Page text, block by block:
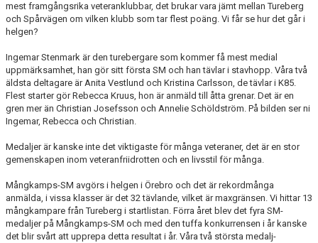
mest framgångsrika veteranklubbar, det brukar vara jämt mellan Tureberg
och Spårvägen om vilken klubb som tar flest poäng. Vi får se hur det går i
helgen?
Ingemar Stenmark är den turebergare som kommer få mest medial
uppmärksamhet, han gör sitt första SM och han tävlar i stavhopp. Våra två
äldsta deltagare är Anita Vestlund och Kristina Carlsson, de tävlar i K85.
Flest starter gör Rebecca Kruus, hon är anmäld till åtta grenar. Det är en
gren mer än Christian Josefsson och Annelie Schöldström. På bilden ser ni
Ingemar, Rebecca och Christian.
Medaljer är kanske inte det viktigaste för många veteraner, det är en stor
gemenskapen inom veteranfriidrotten och en livsstil för många.
Mångkamps-SM avgörs i helgen i Örebro och det är rekordmånga
anmälda, i vissa klasser är det 32 tävlande, vilket är maxgränsen. Vi hittar 13
mångkampare från Tureberg i startlistan. Förra året blev det fyra SM-
medaljer på Mångkamps-SM och med den tuffa konkurrensen i år kanske
det blir svårt att upprepa detta resultat i år. Våra två största medalj-